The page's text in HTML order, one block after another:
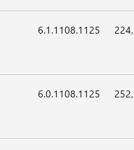
6.1.1108.1125
6.0.1108.1125